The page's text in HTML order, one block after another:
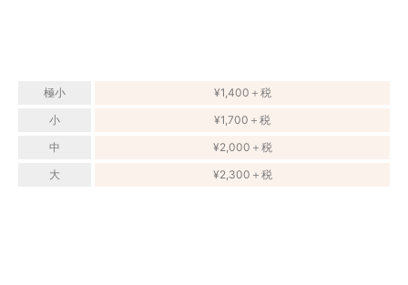
極小
¥1,400＋税
小
¥1,700＋税
中
¥2,000＋税
大
¥2,300＋税